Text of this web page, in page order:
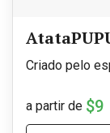
Criado pelo
a partir de $9